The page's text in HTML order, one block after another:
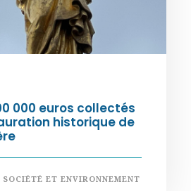
000 euros collectés
historique de
SOCIÉTÉ ET ENVIRONNEMENT